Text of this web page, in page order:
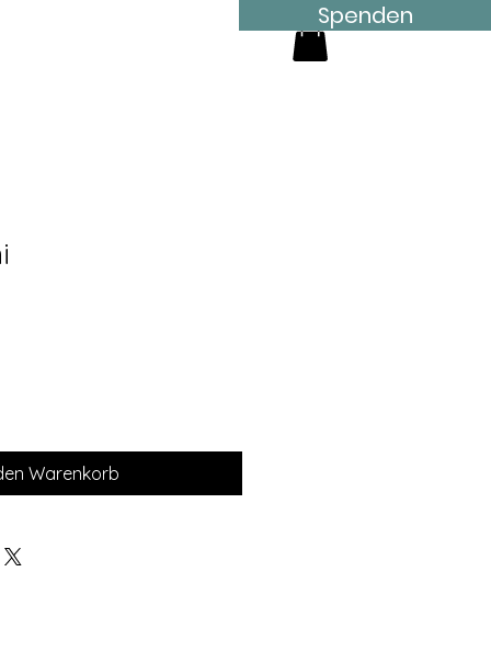
Spenden
Meine Adressen
Warenkorb